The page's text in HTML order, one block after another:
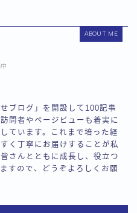
ABOUT ME
ブログ」を開設して100記事
問者やページビューも着実に
ています。これまで培った経
く丁寧にお届けすることが私
さんとともに成長し、役立つ
すので、どうぞよろしくお願